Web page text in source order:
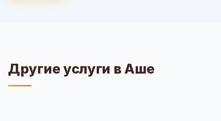
Другие услуги в Аше